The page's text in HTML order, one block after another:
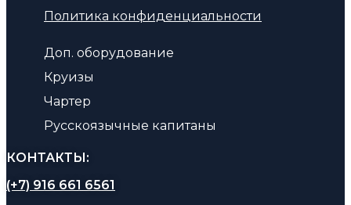
Политика конфиденциальности
Доп. оборудование
Круизы
Чартер
Русскоязычные капитаны
КОНТАКТЫ:
(+7) 916 661 6561